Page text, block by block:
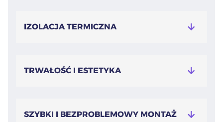
IZOLACJA TERMICZNA
TRWAŁOŚĆ I ESTETYKA
SZYBKI I BEZPROBLEMOWY MONTAŻ